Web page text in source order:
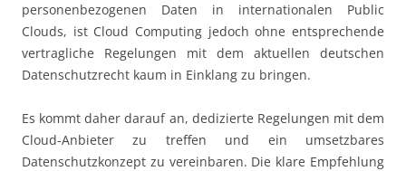
personenbezogenen Daten in internationalen Public
Clouds, ist Cloud Computing jedoch ohne entsprechende
vertragliche Regelungen mit dem aktuellen deutschen
Datenschutzrecht kaum in Einklang zu bringen.
Es kommt daher darauf an, dedizierte Regelungen mit dem
Cloud-Anbieter zu treffen und ein umsetzbares
Datenschutzkonzept zu vereinbaren. Die klare Empfehlung